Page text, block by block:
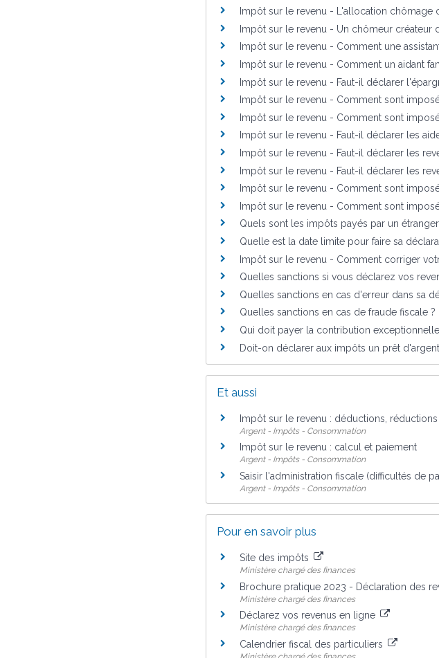
Impôt sur le revenu - L'allocation
Impôt sur le revenu - Un chômeur créateur
Impôt sur le revenu - Comment une
Impôt sur le revenu - Comment un aidant
Impôt sur le revenu - Faut-il déclarer
Impôt sur le revenu - Comment sont
Impôt sur le revenu - Comment sont
Impôt sur le revenu - Faut-il déclarer les
Impôt sur le revenu - Faut-il déclarer les
Impôt sur le revenu - Faut-il déclarer les
Impôt sur le revenu - Comment sont
Impôt sur le revenu - Comment sont
Quels sont les impôts payés par un
Quelle est la date limite pour faire sa
Impôt sur le revenu - Comment corriger
Quelles sanctions si vous déclarez vos
Quelles sanctions en cas d'erreur dans sa
Quelles sanctions en cas de fraude fiscale ?
Qui doit payer la contribution
Doit-on déclarer aux impôts un prêt
Et aussi
Impôt sur le revenu : déductions,
Argent - Impôts - Consommation
Impôt sur le revenu : calcul et paiement
Argent - Impôts - Consommation
Saisir l'administration fiscale (difficultés de
Argent - Impôts - Consommation
Pour en savoir plus
Site des impôts
Ministère chargé des finances
Brochure pratique 2023 - Déclaration des
Ministère chargé des finances
Déclarez vos revenus en ligne
Ministère chargé des finances
Calendrier fiscal des particuliers